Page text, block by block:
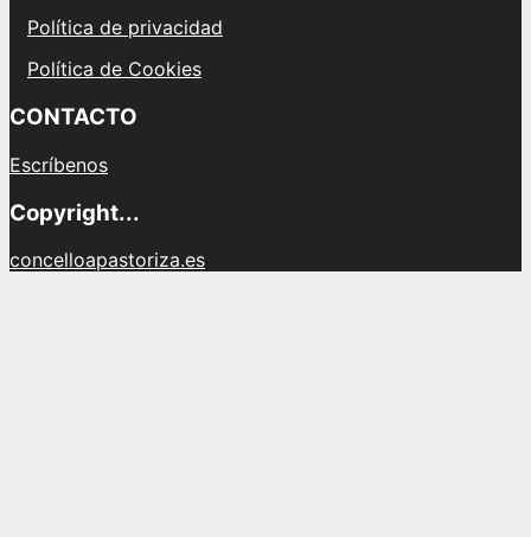
Política de privacidad
Política de Cookies
CONTACTO
Escríbenos
Copyright...
concelloapastoriza.es